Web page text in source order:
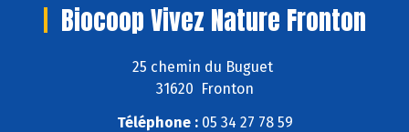
Biocoop Vivez Nature Fronton
25 chemin du Buguet
31620 Fronton
Téléphone :05 34 27 78 59